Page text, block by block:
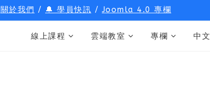
關於我們 / 🔔 學員快訊 /Joomla 4.0 專欄
線上課程 雲端教室 專欄 中文